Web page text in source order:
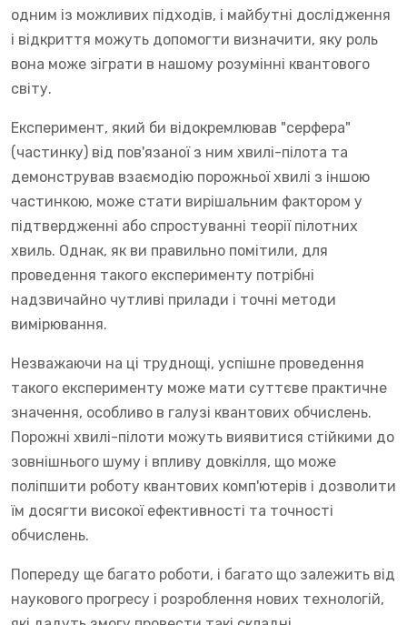
одним із можливих підходів, і майбутні дослідження
і відкриття можуть допомогти визначити, яку роль
вона може зіграти в нашому розумінні квантового
світу.
Експеримент, який би відокремлював "серфера"
(частинку) від пов'язаної з ним хвилі-пілота та
демонстрував взаємодію порожньої хвилі з іншою
частинкою, може стати вирішальним фактором у
підтвердженні або спростуванні теорії пілотних
хвиль. Однак, як ви правильно помітили, для
проведення такого експерименту потрібні
надзвичайно чутливі прилади і точні методи
вимірювання.
Незважаючи на ці труднощі, успішне проведення
такого експерименту може мати суттєве практичне
значення, особливо в галузі квантових обчислень.
Порожні хвилі-пілоти можуть виявитися стійкими до
зовнішнього шуму і впливу довкілля, що може
поліпшити роботу квантових комп'ютерів і дозволити
їм досягти високої ефективності та точності
обчислень.
Попереду ще багато роботи, і багато що залежить від
наукового прогресу і розроблення нових технологій,